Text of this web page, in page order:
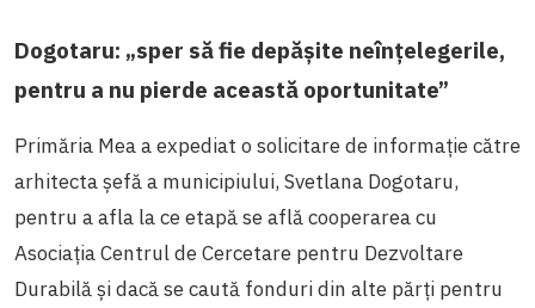
Dogotaru: „sper să fie depășite neînțelegerile,
pentru a nu pierde această oportunitate”
Primăria Mea a expediat o solicitare de informație către
arhitecta șefă a municipiului, Svetlana Dogotaru,
pentru a afla la ce etapă se află cooperarea cu
Asociația Centrul de Cercetare pentru Dezvoltare
Durabilă și dacă se caută fonduri din alte părți pentru